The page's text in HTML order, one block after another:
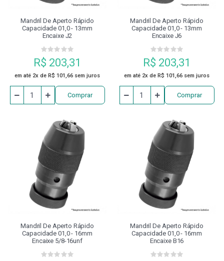
Mandril De Aperto Rápido
Capacidade 01,0 - 13mm
Encaixe J2
R$ 203,31
em até 2x de R$ 101,66 sem juros
Comprar
Mandril De Aperto Rápido
Capacidade 01,0 - 13mm
Encaixe J6
R$ 203,31
em até 2x de R$ 101,66 sem juros
Comprar
Mandril De Aperto Rápido
Capacidade 01,0 - 16mm
Encaixe 5/8-16unf
Mandril De Aperto Rápido
Capacidade 01,0 - 16mm
Encaixe B16